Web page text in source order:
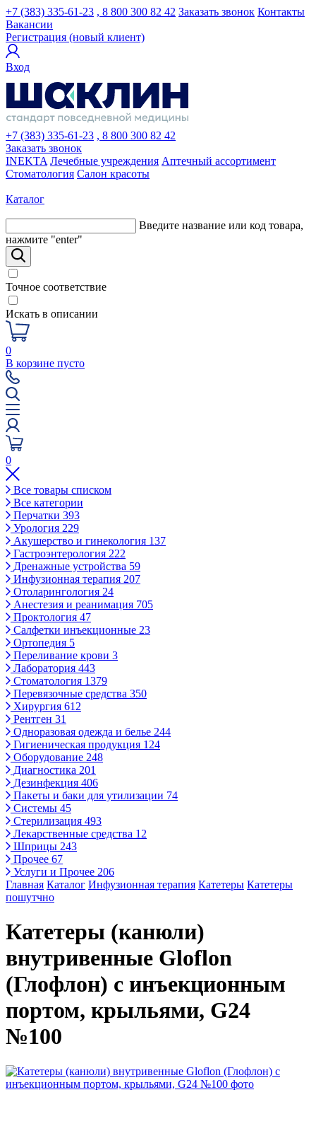
+7 (383) 335-61-23 , 8 800 300 82 42 Заказать звонок Контакты
Вакансии
Регистрация (новый клиент)
Вход
+7 (383) 335-61-23 , 8 800 300 82 42
Заказать звонок
INEKTA Лечебные учреждения Аптечный ассортимент
Стоматология Салон красоты
Каталог
Введите название или код товара,
нажмите "enter"
Точное соответствие
Искать в описании
0
В корзине пусто
0
Все товары списком
Все категории
Перчатки 393
Урология 229
Акушерство и гинекология 137
Гастроэнтерология 222
Дренажные устройства 59
Инфузионная терапия 207
Отоларингология 24
Анестезия и реанимация 705
Проктология 47
Салфетки инъекционные 23
Ортопедия 5
Переливание крови 3
Лаборатория 443
Стоматология 1379
Перевязочные средства 350
Хирургия 612
Рентген 31
Одноразовая одежда и белье 244
Гигиеническая продукция 124
Оборудование 248
Диагностика 201
Дезинфекция 406
Пакеты и баки для утилизации 74
Системы 45
Стерилизация 493
Лекарственные средства 12
Шприцы 243
Прочее 67
Услуги и Прочее 206
Главная Каталог Инфузионная терапия Катетеры Катетеры
пошутчно
Катетеры (канюли)
внутривенные Gloflon
(Глофлон) с инъекционным
портом, крыльями, G24
№100